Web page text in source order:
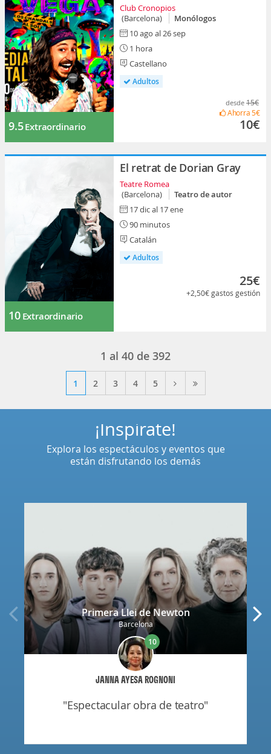
9.5Extraordinario
Club Cronopios
(Barcelona)
Monólogos
10 ago al 26 sep
1 hora
Castellano
Adultos
desde 15€
Ahorra5€
10€
10 Extraordinario
El retrat de Dorian Gray
Teatre Romea
(Barcelona)
Teatro de autor
17 dic al 17 ene
90 minutos
Catalán
Adultos
25€
+2,50€gastos gestión
1 al 40 de 392
1 2 3 4 5
Primera Llei de Newton
Barcelona
JANNA AYESA ROGNONI
10
"espectacular obra de teatro"
¡Inspírate!
Explora los espectáculos y eventos que
están disfrutando los demás